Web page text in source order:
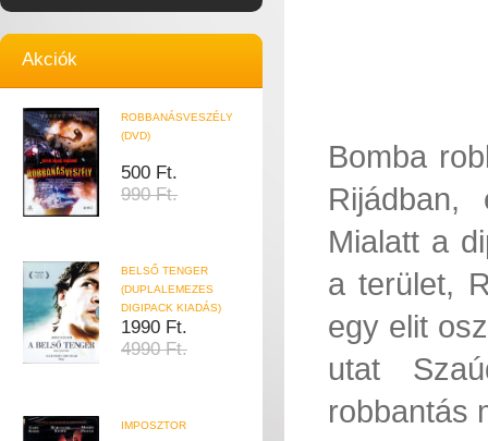
Akciók
ROBBANÁSVESZÉLY
(DVD)
500 Ft.
990 Ft.
BELSŐ TENGER
(DUPLALEMEZES
DIGIPACK KIADÁS)
1990 Ft.
4990 Ft.
IMPOSZTOR
Bomba
Mialatt a
a terület,
egy elit
utat
robbantás